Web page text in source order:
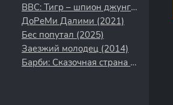
BBC: Тигр – шпион джунглей (2008)
ДоРеМи Далими (2021)
Бес попутал (2025)
Заезжий молодец (2014)
Барби: Сказочная страна Мермедия (2006)